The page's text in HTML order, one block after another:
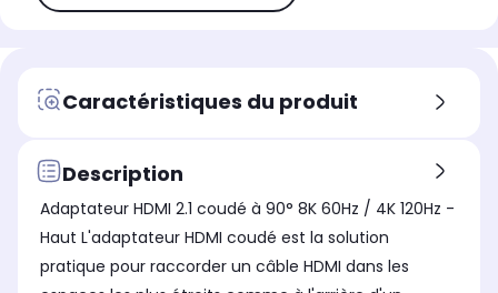
Caractéristiques du produit
Description
Adaptateur HDMI 2.1 coudé à 90° 8K 60Hz / 4K 120Hz -
Haut L'adaptateur HDMI coudé est la solution
pratique pour raccorder un câble HDMI dans les